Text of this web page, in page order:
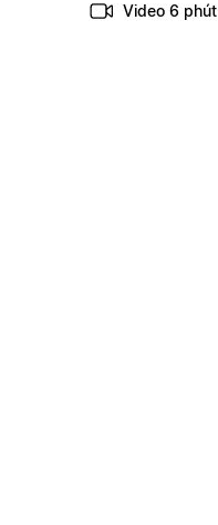
Video 6 phút